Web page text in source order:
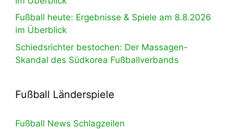
Fußball heute: Ergebnisse & Spiele am 8.8.2026
im Überblick
Schiedsrichter bestochen: Der Massagen-
Skandal des Südkorea Fußballverbands
Fußball Länderspiele
Fußball News Schlagzeilen